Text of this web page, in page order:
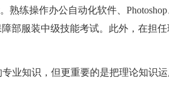
练操作办公自动化软件、Photoshop
部服装中级技能考试。此外，在担
知识，但更重要的是把理论知识运